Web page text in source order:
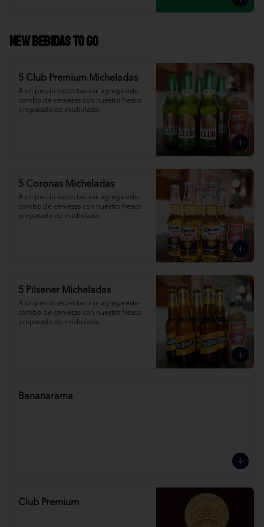
NEW Bebidas To Go
5 Club Premium Micheladas
A un precio espectacular, agrega este
combo de cervezas con nuestro fresco
preparado de michelada.
5 Coronas Micheladas
A un precio espectacular, agrega este
combo de cervezas con nuestro fresco
preparado de michelada.
5 Pilsener Micheladas
A un precio espectacular, agrega este
combo de cervezas con nuestro fresco
preparado de michelada.
Bananarama
Club Premium